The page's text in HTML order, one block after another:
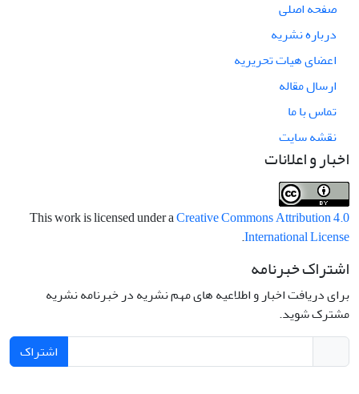
صفحه اصلی
درباره نشریه
اعضای هیات تحریریه
ارسال مقاله
تماس با ما
نقشه سایت
اخبار و اعلانات
This work is licensed under aCreative Commons Attribution 4.0
International License
.
اشتراک خبرنامه
برای دریافت اخبار و اطلاعیه های مهم نشریه در خبرنامه نشریه
مشترک شوید.
اشتراک